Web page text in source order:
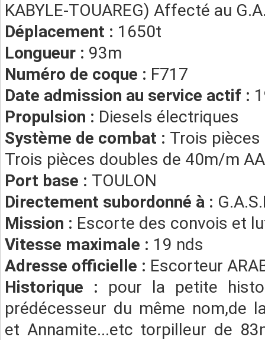
KABYLE-TOUAREG) Affecté au
Déplacement : 1650t
Longueur : 93m
Numéro de coque : F717
Date admission au service actif :
Propulsion : Diesels électriques
Système de combat : Trois pièces
Trois pièces doubles de 40m/m AA
Port base : TOULON
Directement subordonné à :
Mission : Escorte des convois et
Vitesse maximale : 19 nds
Adresse officielle : Escorteur
Historique : pour la petite
prédécesseur du même nom,de
et Annamite...etc torpilleur de